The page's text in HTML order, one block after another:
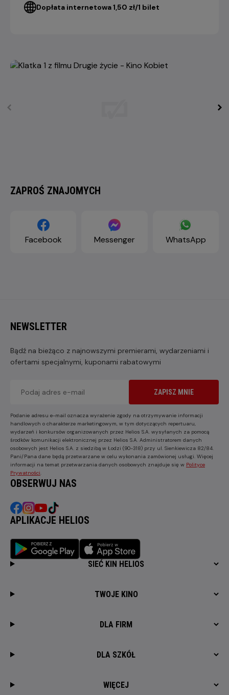
Dopłata internetowa 1,50 zł/1 bilet
ZAPROŚ ZNAJOMYCH
Facebook Messenger WhatsApp
NEWSLETTER
Bądź na bieżąco z najnowszymi premierami, wydarzeniami i
ofertami specjalnymi, kuponami rabatowymi
ZAPISZ MNIE
Podanie adresu e-mail oznacza wyrażenie zgody na otrzymywanie informacji
handlowych o charakterze marketingowym, w tym dotyczących repertuaru,
wydarzeń i konkursów organizowanych przez Helios S.A. wysyłanych za pomocą
środków komunikacji elektronicznej przez Helios S.A. Administratorem danych
osobowych jest Helios S.A. z siedzibą w Łodzi (90-318) przy ul. Sienkiewicza 82/84.
Pani/Pana dane będą przetwarzane w celu wykonania zamówionej usługi. Więcej
informacji na temat przetwarzania danych osobowych znajduje się w Polityce
Prywatności
OBSERWUJ NAS
APLIKACJE HELIOS
SIEĆ KIN HELIOS
TWOJE KINO
DLA FIRM
DLA SZKÓŁ
WIĘCEJ